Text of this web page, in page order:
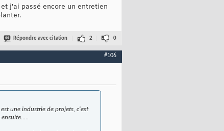
j'ai passé encore un entretien
Répondre avec citation 2 0
#106
une industrie de projets, c'est